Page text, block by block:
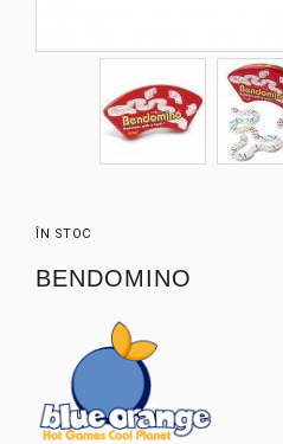
ÎN STOC
BENDOMINO